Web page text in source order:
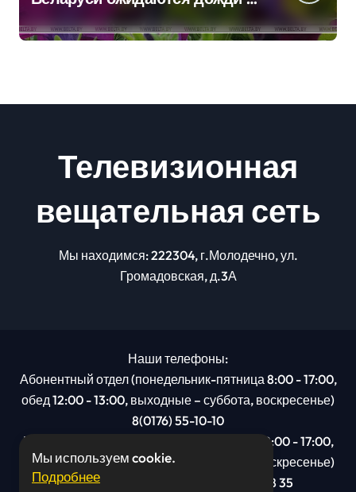
грозы
Телевизионная
вещательная сеть
Мы находимся: 222304, г.Молодечно, ул.
Громадовская, д.3А
Наши телефоны:
Абонентный отдел (понедельник-пятница 8:00 - 17:00,
обед 12:00 - 13:00, выходные – суббота, воскресенье)
8(0176) 55-10-10
Рекламный отдел (понедельник-пятница 8:00 - 17:00,
обед 12:00 - 13:00, выходные – суббота, воскресенье)
8(0176): 54 95 80, МТС +375 29 201 78 35
Мы используем cookie.
Подробнее